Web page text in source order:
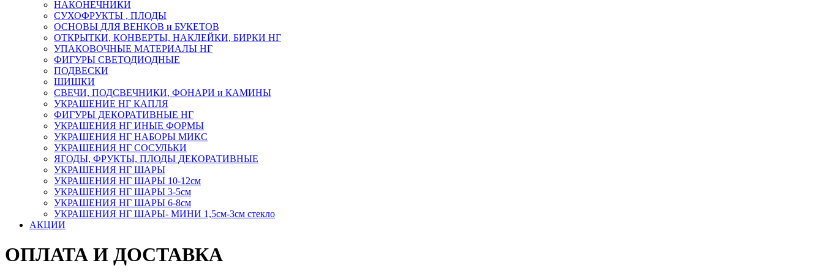
НАКОНЕЧНИКИ
СУХОФРУКТЫ , ПЛОДЫ
ОСНОВЫ ДЛЯ ВЕНКОВ и БУКЕТОВ
ОТКРЫТКИ, КОНВЕРТЫ, НАКЛЕЙКИ, БИРКИ НГ
УПАКОВОЧНЫЕ МАТЕРИАЛЫ НГ
ФИГУРЫ СВЕТОДИОДНЫЕ
ПОДВЕСКИ
ШИШКИ
СВЕЧИ, ПОДСВЕЧНИКИ, ФОНАРИ и КАМИНЫ
УКРАШЕНИЕ НГ КАПЛЯ
ФИГУРЫ ДЕКОРАТИВНЫЕ НГ
УКРАШЕНИЯ НГ ИНЫЕ ФОРМЫ
УКРАШЕНИЯ НГ НАБОРЫ МИКС
УКРАШЕНИЯ НГ СОСУЛЬКИ
ЯГОДЫ, ФРУКТЫ, ПЛОДЫ ДЕКОРАТИВНЫЕ
УКРАШЕНИЯ НГ ШАРЫ
УКРАШЕНИЯ НГ ШАРЫ 10-12см
УКРАШЕНИЯ НГ ШАРЫ 3-5см
УКРАШЕНИЯ НГ ШАРЫ 6-8см
УКРАШЕНИЯ НГ ШАРЫ- МИНИ 1,5см-3см стекло
АКЦИИ
ОПЛАТА И ДОСТАВКА